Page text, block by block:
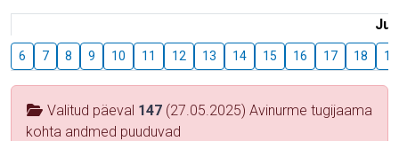
6 7 8 9 10 11 12 13 14 15 16 17 18 19
Valitud päeval 147 (27.05.2025) Avinurme tugijaama
kohta andmed puuduvad